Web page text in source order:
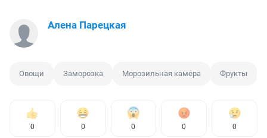
Алена Парецкая
Овощи Заморозка Морозильная камера Фрукты
0 0 0 0 0